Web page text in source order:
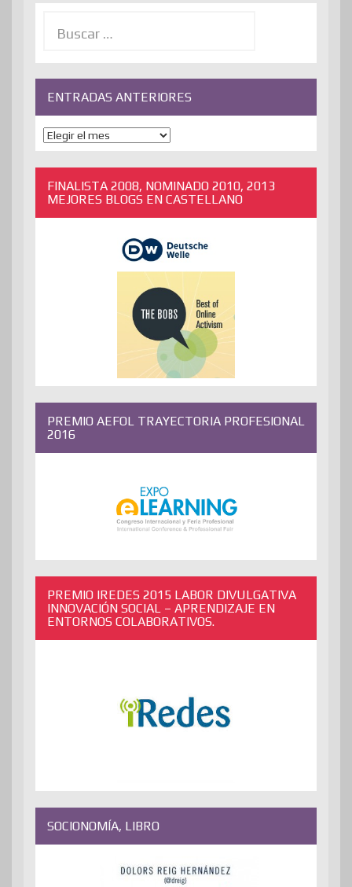
ENTRADAS ANTERIORES
ENTRADAS
ANTERIORES
FINALISTA 2008, NOMINADO 2010, 2013
MEJORES BLOGS EN CASTELLANO
PREMIO AEFOL TRAYECTORIA PROFESIONAL
2016
PREMIO IREDES 2015 LABOR DIVULGATIVA
INNOVACIÓN SOCIAL – APRENDIZAJE EN
ENTORNOS COLABORATIVOS.
SOCIONOMÍA, LIBRO